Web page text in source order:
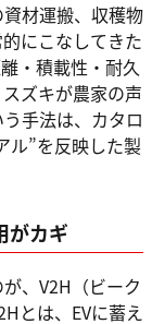
材運搬、収穫物
にこなしてきた
・積載性・耐久
ズキが農家の声
手法は、カタロ
ル”を反映した製
がカギ
、V2H（ビーク
とは、EVに蓄え